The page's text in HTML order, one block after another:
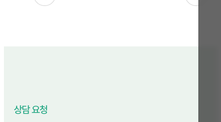
상담 요청